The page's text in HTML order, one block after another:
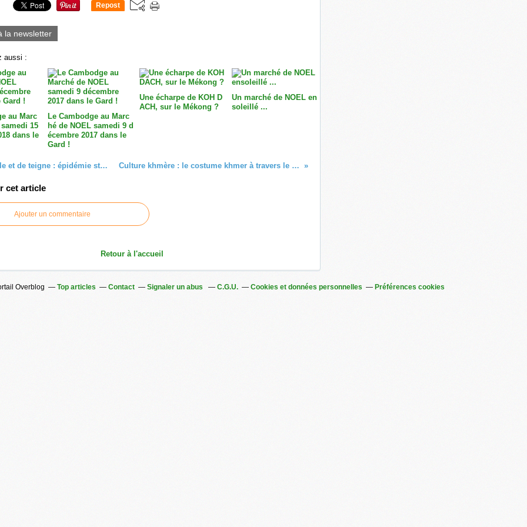
Repost
la newsletter
aussi :
au Marc
15
dans le
Le Cambodge au Marc
hé de NOEL samedi 9 d
écembre 2017 dans le
Gard !
Une écharpe de KOH D
ACH, sur le Mékong ?
Un marché de NOEL en
soleillé ...
Cas de gale et de teigne : épidémie stoppée Culture khmère : le costume khmer à travers le temps
cet article
Ajouter un commentaire
Retour à l'accueil
Overblog Top articles Contact Signaler un abus C.G.U. Cookies et données personnelles Préférences cookies